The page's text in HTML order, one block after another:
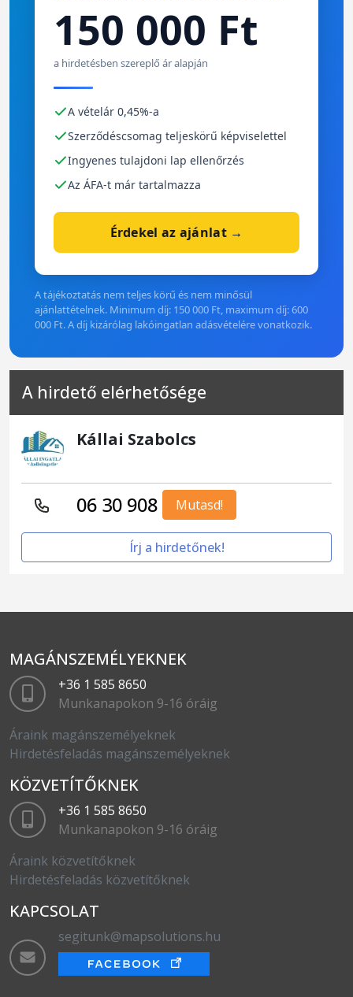
150 000 Ft
a hirdetésben szereplő ár alapján
A vételár 0,45%-a
Szerződéscsomag teljeskörű képviselettel
Ingyenes tulajdoni lap ellenőrzés
Az ÁFA-t már tartalmazza
Érdekel az ajánlat →
A tájékoztatás nem teljes körű és nem minősül
ajánlattételnek. Minimum díj: 150 000 Ft, maximum díj: 600
000 Ft. A díj kizárólag lakóingatlan adásvételére vonatkozik.
A hirdető elérhetősége
Kállai Szabolcs
06 30 908 Mutasd!
Írj a hirdetőnek!
MAGÁNSZEMÉLYEKNEK
+36 1 585 8650
Munkanapokon 9-16 óráig
Áraink magánszemélyeknek
Hirdetésfeladás magánszemélyeknek
KÖZVETÍTŐKNEK
+36 1 585 8650
Munkanapokon 9-16 óráig
Áraink közvetítőknek
Hirdetésfeladás közvetítőknek
KAPCSOLAT
segitunk@mapsolutions.hu